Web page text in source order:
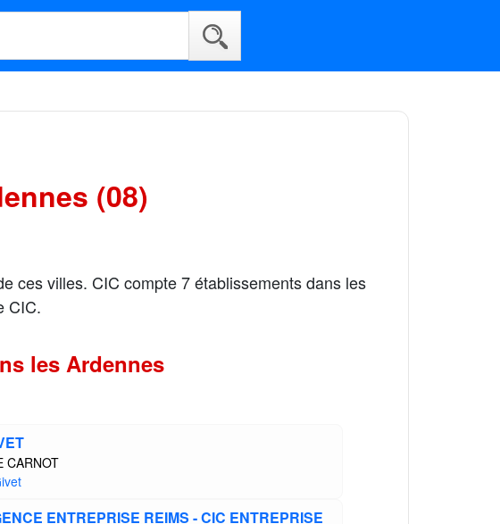
(08)
ces villes. CIC compte 7 établissements dans les
CIC.
les Ardennes
CARNOT
ENTREPRISE REIMS - CIC ENTREPRISE